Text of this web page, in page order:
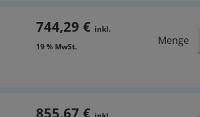
744,29 € inkl.
19 % MwSt.
Menge
855,67 €